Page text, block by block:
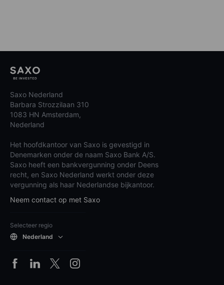
Saxo Nederland
Barbara Strozzilaan 310
1083 HN Amsterdam,
Nederland
Het hoofdkantoor van Saxo is gevestigd in
Denemarken onder de naam Saxo Bank A/S.
Saxo heeft een bankvergunning onder Deens
recht, en Saxo Nederland werkt onder deze
vergunning als haar Nederlandse bijkantoor.
Neem contact op met Saxo
Selecteer regio
Nederland